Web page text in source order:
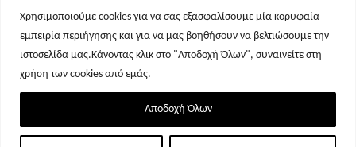
Χρησιμοποιούμε cookies για να σας εξασφαλίσουμε μία κορυφαία
εμπειρία περιήγησης και για να μας βοηθήσουν να βελτιώσουμε την
ιστοσελίδα μας.Κάνοντας κλικ στο "Αποδοχή Όλων", συναινείτε στη
χρήση των cookies από εμάς.
Αποδοχή Όλων
Σελίδα 1 Σελίδα 2 Σελίδα 3 Σελίδα 4